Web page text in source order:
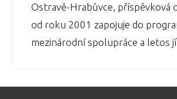
Ostravě-Hrabůvce, příspěvková
od roku 2001 zapojuje do
mezinárodní spolupráce a letos jí